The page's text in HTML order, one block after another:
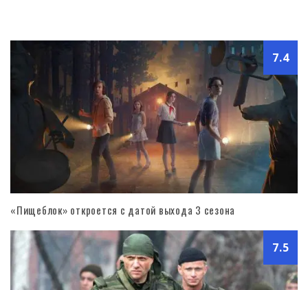
7.4
«Пищеблок» откроется с датой выхода 3 сезона
7.5